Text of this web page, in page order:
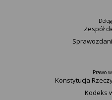
Zespół
Prawo
Konstytucja
Kodeks